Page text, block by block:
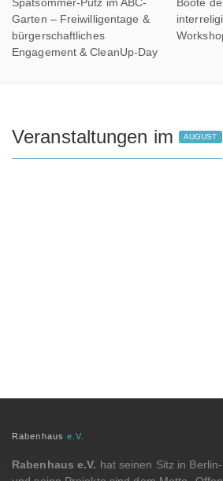
Garten – Freiwilligentage &
bürgerschaftliches
Engagement & CleanUp-Day
Veranstaltungen im AUGUST
Rabenhaus e.V.
Rabenhaus e.V. hat seinen Sitz in